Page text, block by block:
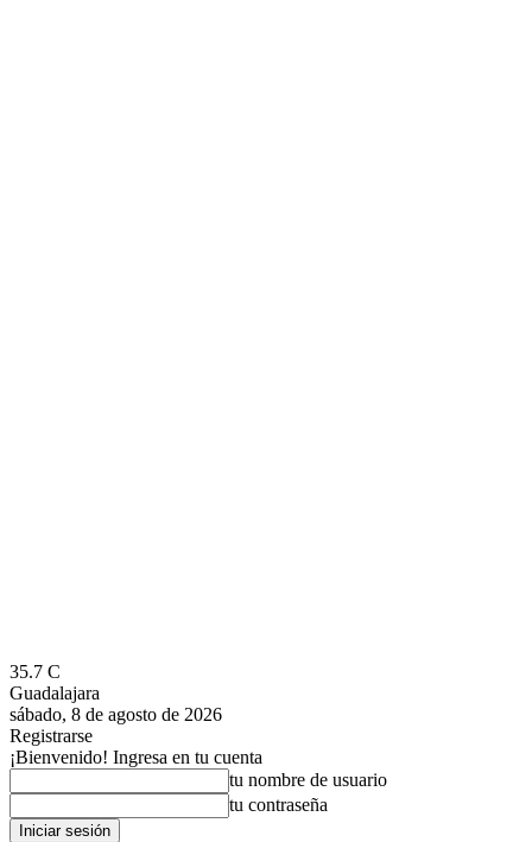
35.7 C
Guadalajara
sábado, 8 de agosto de 2026
Registrarse
¡Bienvenido! Ingresa en tu cuenta
tu nombre de usuario
tu contraseña